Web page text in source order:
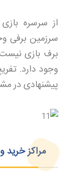
از سرسره
سرزمین برفی
برف بازی نیست
وجود دارد.
پیشنهادی در
مراکز